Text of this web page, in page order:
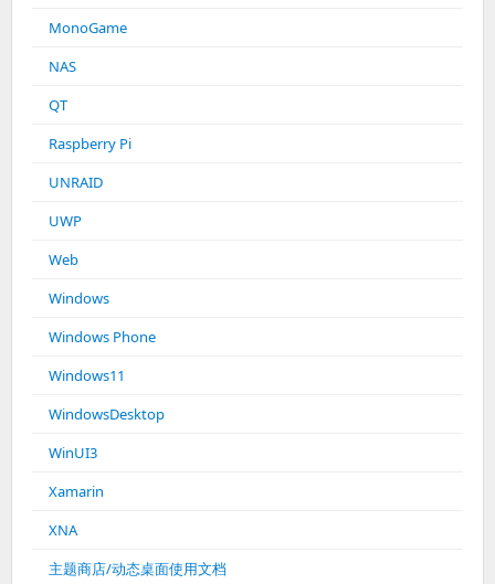
MonoGame
NAS
QT
Raspberry Pi
UNRAID
UWP
Web
Windows
Windows Phone
Windows11
WindowsDesktop
WinUI3
Xamarin
XNA
主题商店/动态桌面使用文档